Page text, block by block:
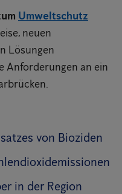
Umweltschutz
neuen
Lösungen
Anforderungen an ein
von Bioziden
in der Region